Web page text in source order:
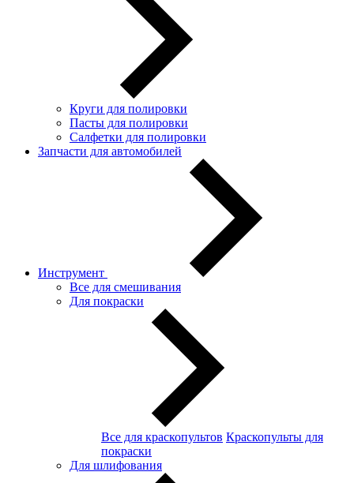
Круги для полировки
Пасты для полировки
Салфетки для полировки
Запчасти для автомобилей
Инструмент
Все для смешивания
Для покраски
Все для краскопультов Краскопульты для
покраски
Для шлифования